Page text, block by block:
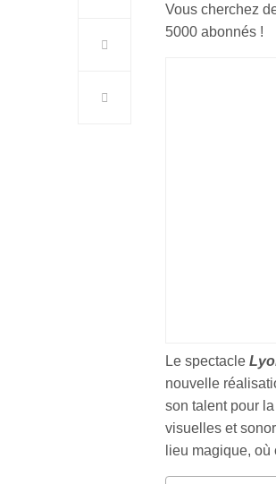
Vous cherchez
5000 abonnés !
Le spectacle
nouvelle
son talent pour
visuelles et
lieu magique,